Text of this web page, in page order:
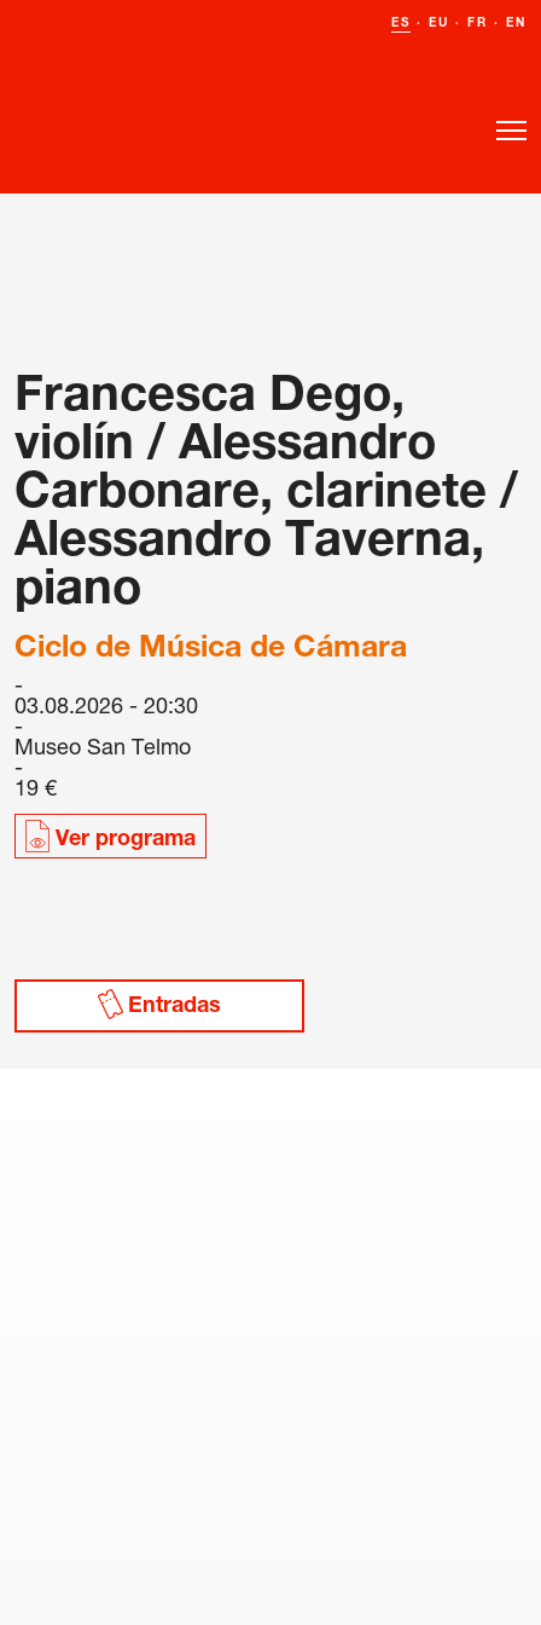
ES · EU · FR · EN
ES · EU · FR · EN
Política de cookies
Francesca Dego,
violín / Alessandro
Carbonare, clarinete /
Alessandro Taverna,
piano
Ciclo de Música de Cámara
03.08.2026 - 20:30
Museo San Telmo
19 €
Ver programa
Entradas